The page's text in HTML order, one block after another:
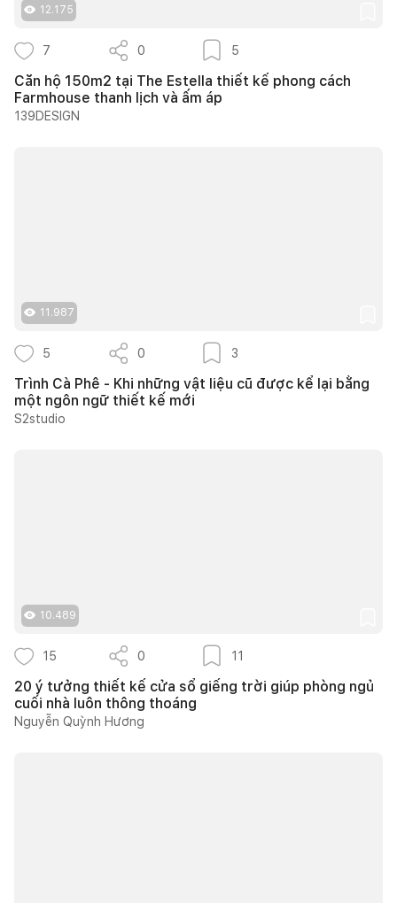
12.175
7 0 5
Căn hộ 150m2 tại The Estella thiết kế phong cách
Farmhouse thanh lịch và ấm áp
139DESIGN
11.987
5 0 3
Trình Cà Phê - Khi những vật liệu cũ được kể lại bằng
một ngôn ngữ thiết kế mới
S2studio
10.489
15 0 11
20 ý tưởng thiết kế cửa sổ giếng trời giúp phòng ngủ
cuối nhà luôn thông thoáng
Nguyễn Quỳnh Hương